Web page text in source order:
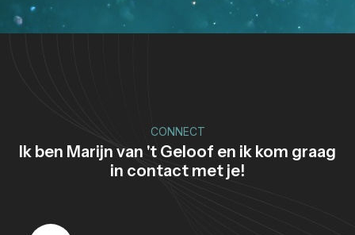
CONNECT
Ik ben Marijn van 't Geloof en ik kom graag
in contact met je!